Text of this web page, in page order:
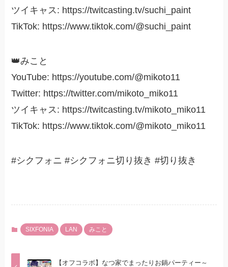
ツイキャス: https://twitcasting.tv/suchi_paint
TikTok: https://www.tiktok.com/@suchi_paint
👑みこと
YouTube: https://youtube.com/@mikoto11
Twitter: https://twitter.com/mikoto_miko11
ツイキャス: https://twitcasting.tv/mikoto_miko11
TikTok: https://www.tiktok.com/@mikoto_miko11
#シクフォニ #シクフォニ切り抜き #切り抜き
SIXFONIA LAN みこと
【オフコラボ】なつ家でまったりお鍋パーティー～